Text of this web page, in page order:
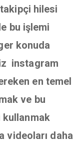
hilesi
bu işlemi
konuda
instagram
en temel
ve bu
videoları daha